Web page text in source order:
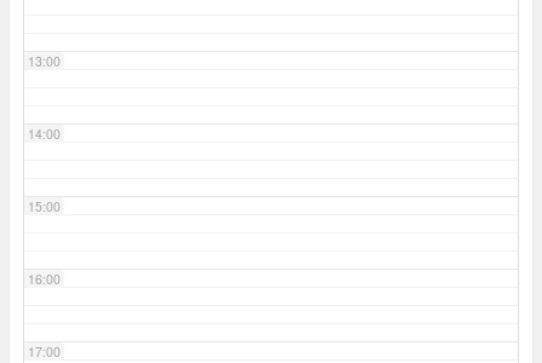
13:00
14:00
15:00
16:00
17:00